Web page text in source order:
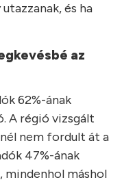
és ha
az
62%-ának
A régió vizsgált
nem fordult át a
47%-ának
mindenhol máshol